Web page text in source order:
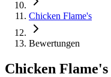
Chicken Flame's
Bewertungen
Chicken Flame's